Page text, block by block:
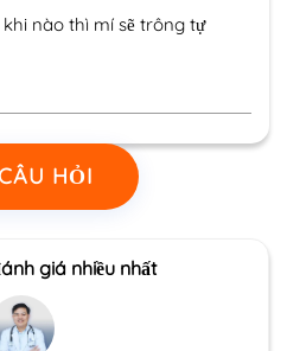
nào thì mí sẽ trông tự
HỎI
giá nhiều nhất